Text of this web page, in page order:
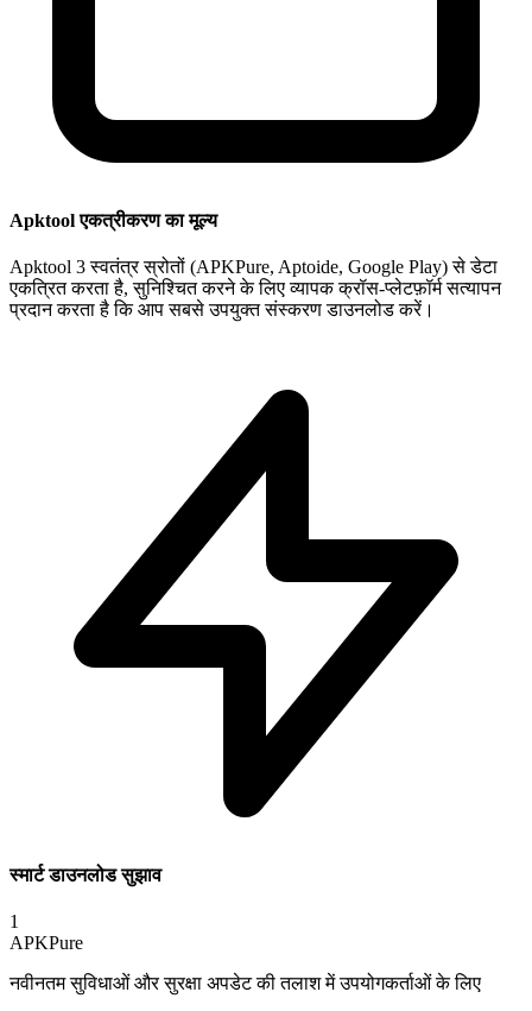
Apktool एकत्रीकरण का मूल्य
Apktool 3 स्वतंत्र स्रोतों (APKPure, Aptoide, Google Play) से डेटा
एकत्रित करता है, सुनिश्चित करने के लिए व्यापक क्रॉस-प्लेटफ़ॉर्म सत्यापन
प्रदान करता है कि आप सबसे उपयुक्त संस्करण डाउनलोड करें।
स्मार्ट डाउनलोड सुझाव
1
APKPure
नवीनतम सुविधाओं और सुरक्षा अपडेट की तलाश में उपयोगकर्ताओं के लिए